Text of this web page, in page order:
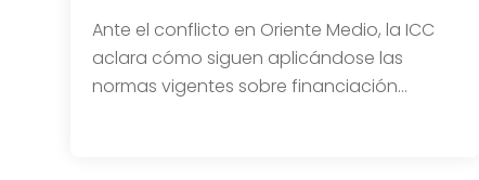
Ante el conflicto en Oriente Medio, la ICC
aclara cómo siguen aplicándose las
normas vigentes sobre financiación…